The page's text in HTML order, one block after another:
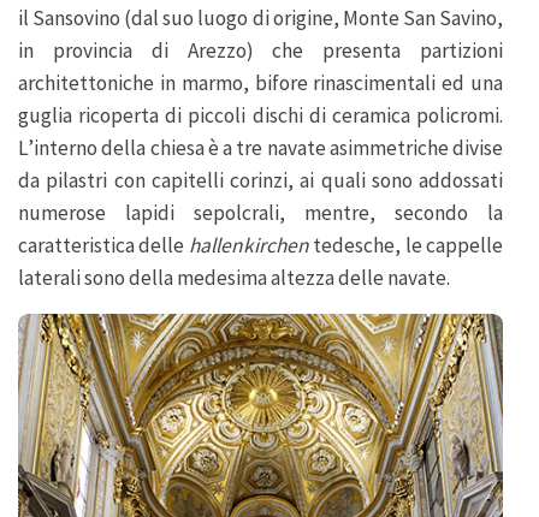
il Sansovino (dal suo luogo di origine, Monte San Savino,
in provincia di Arezzo) che presenta partizioni
architettoniche in marmo, bifore rinascimentali ed una
guglia ricoperta di piccoli dischi di ceramica policromi.
L’interno della chiesa è a tre navate asimmetriche divise
da pilastri con capitelli corinzi, ai quali sono addossati
numerose lapidi sepolcrali, mentre, secondo la
caratteristica delle hallenkirchentedesche, le cappelle
laterali sono della medesima altezza delle navate.